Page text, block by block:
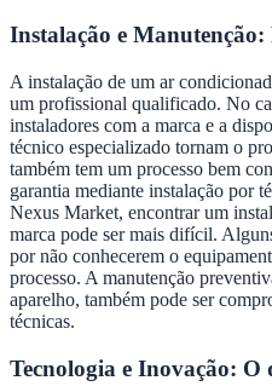
Instalação e
A instalação de um ar
um profissional qualificado. No
instaladores com a marca e a
técnico especializado tornam o
também tem um processo bem
garantia mediante instalação por
Nexus Market, encontrar um
marca pode ser mais difícil.
por não conhecerem o
processo. A manutenção
aparelho, também pode ser
técnicas.
Tecnologia e Inovação: O